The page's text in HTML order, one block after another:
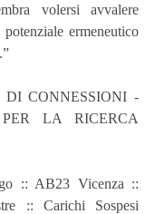
volersi avvalere
ermeneutico
DI CONNESSIONI -
LA RICERCA
:: AB23 Vicenza ::
:: Carichi Sospesi